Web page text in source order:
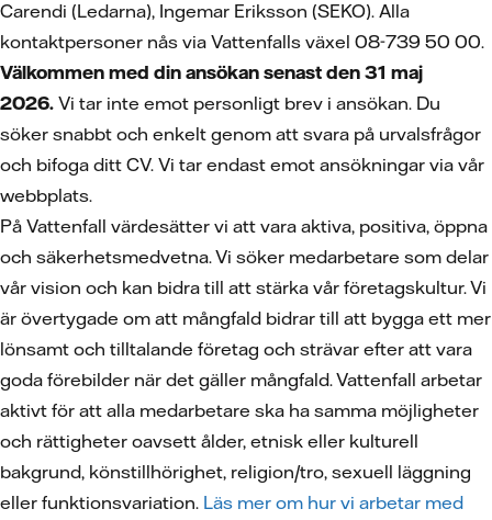
Carendi (Ledarna), Ingemar Eriksson (SEKO). Alla
kontaktpersoner nås via Vattenfalls växel 08-739 50 00.
Välkommen med din ansökan senast den 31 maj
2026. Vi tar inte emot personligt brev i ansökan. Du
söker snabbt och enkelt genom att svara på urvalsfrågor
och bifoga ditt CV. Vi tar endast emot ansökningar via vår
webbplats.
På Vattenfall värdesätter vi att vara aktiva, positiva, öppna
och säkerhetsmedvetna. Vi söker medarbetare som delar
vår vision och kan bidra till att stärka vår företagskultur. Vi
är övertygade om att mångfald bidrar till att bygga ett mer
lönsamt och tilltalande företag och strävar efter att vara
goda förebilder när det gäller mångfald. Vattenfall arbetar
aktivt för att alla medarbetare ska ha samma möjligheter
och rättigheter oavsett ålder, etnisk eller kulturell
bakgrund, könstillhörighet, religion/tro, sexuell läggning
eller funktionsvariation. Läs mer om hur vi arbetar med